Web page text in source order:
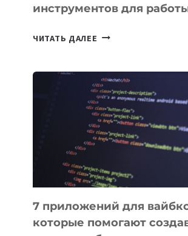
инструментов для
ЧИТАТЬ ДАЛЕЕ ТАСК-
ПОЛЕЗНЫХ
ИНСТРУМЕНТОВ
ДЛЯ
РАБОТЫ
7 приложений для
которые помогают